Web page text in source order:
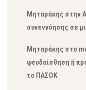
Μηταράκης στην
συνεννόησης σε
Μηταράκης στο
ψευδαίσθηση ή
το ΠΑΣΟΚ